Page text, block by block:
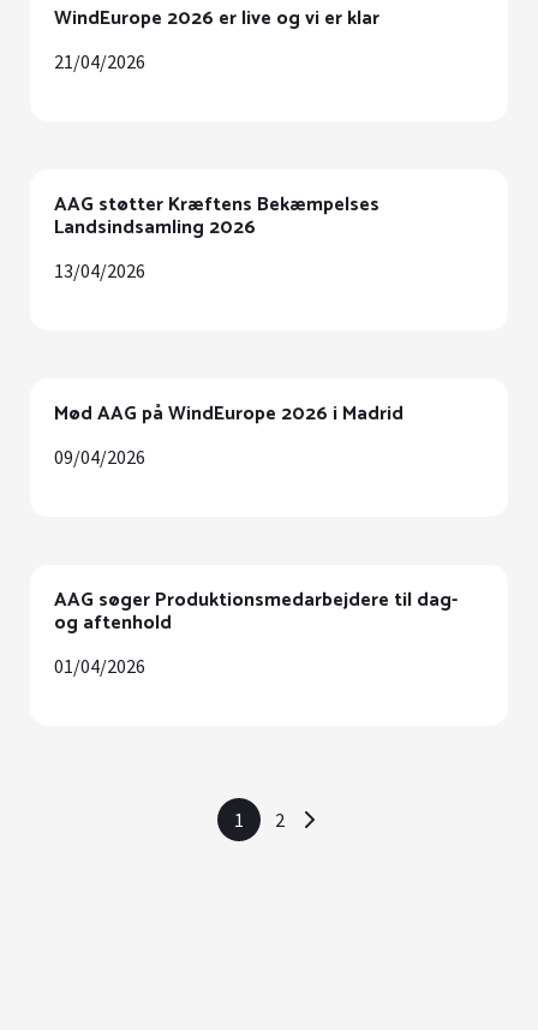
WindEurope 2026 er live og vi er klar
21/04/2026
AAG støtter Kræftens Bekæmpelses
Landsindsamling 2026
13/04/2026
Mød AAG på WindEurope 2026 i Madrid
09/04/2026
AAG søger Produktionsmedarbejdere til dag-
og aftenhold
01/04/2026
1 2